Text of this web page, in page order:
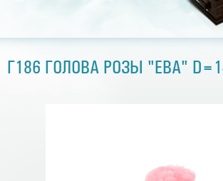
Г186 ГОЛОВА РОЗЫ "ЕВА"